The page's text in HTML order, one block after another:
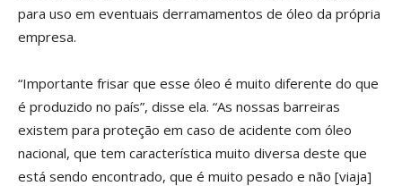
para uso em eventuais derramamentos de óleo da própria
empresa.
“Importante frisar que esse óleo é muito diferente do que
é produzido no país”, disse ela. “As nossas barreiras
existem para proteção em caso de acidente com óleo
nacional, que tem característica muito diversa deste que
está sendo encontrado, que é muito pesado e não [viaja]